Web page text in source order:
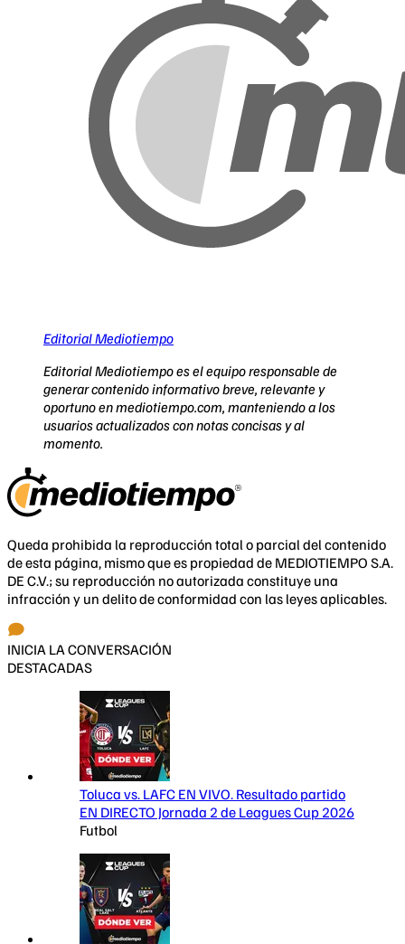
Editorial Mediotiempo
Editorial Mediotiempo es el equipo responsable de
generar contenido informativo breve, relevante y
oportuno en mediotiempo.com, manteniendo a los
usuarios actualizados con notas concisas y al
momento.
Queda prohibida la reproducción total o parcial del contenido
de esta página, mismo que es propiedad de MEDIOTIEMPO S.A.
DE C.V.; su reproducción no autorizada constituye una
infracción y un delito de conformidad con las leyes aplicables.
INICIA LA CONVERSACIÓN
DESTACADAS
Toluca vs. LAFC EN VIVO. Resultado partido
EN DIRECTO Jornada 2 de Leagues Cup 2026
Futbol